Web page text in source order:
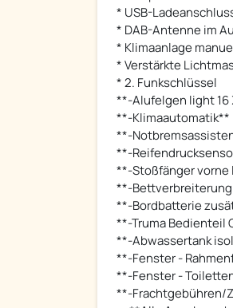
* USB-
* DAB-Antenne im
* Klimaanlage
* Verstärkte
* 2. Funkschlüssel
**-Alufelgen light 16
**-Klimaautomatik**
**-
**-
**-Stoßfänger vorne
**-
**-Bordbatterie
**-Truma Bedienteil
**-Abwassertank
**-Fenster -
**-Fenster -
**-Frachtgebühren/